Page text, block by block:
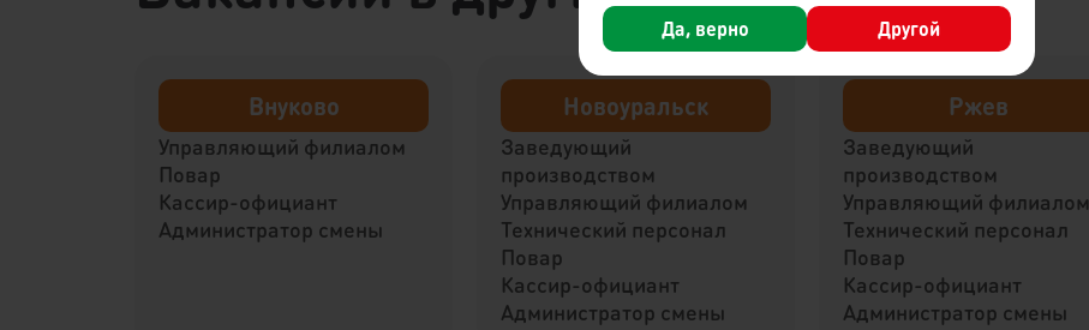
Да, верно Другой
Внуково
Управляющий филиалом
Повар
Кассир-официант
Администратор смены
Новоуральск
Заведующий
производством
Управляющий филиалом
Технический персонал
Повар
Кассир-официант
Администратор смены
Ржев
Заведующий
производством
Управляющий филиалом
Технический персонал
Повар
Кассир-официант
Администратор смены